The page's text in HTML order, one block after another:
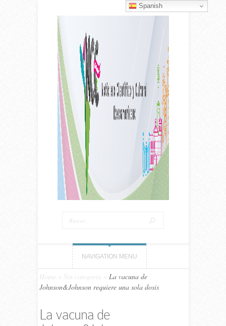
NAVIGATION MENU
Home Sin categoría
La vacuna de
Johnson&Johnson requiere una sola dosis
La vacuna de
Spanish